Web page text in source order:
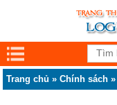
Trang chủ »Chính sách